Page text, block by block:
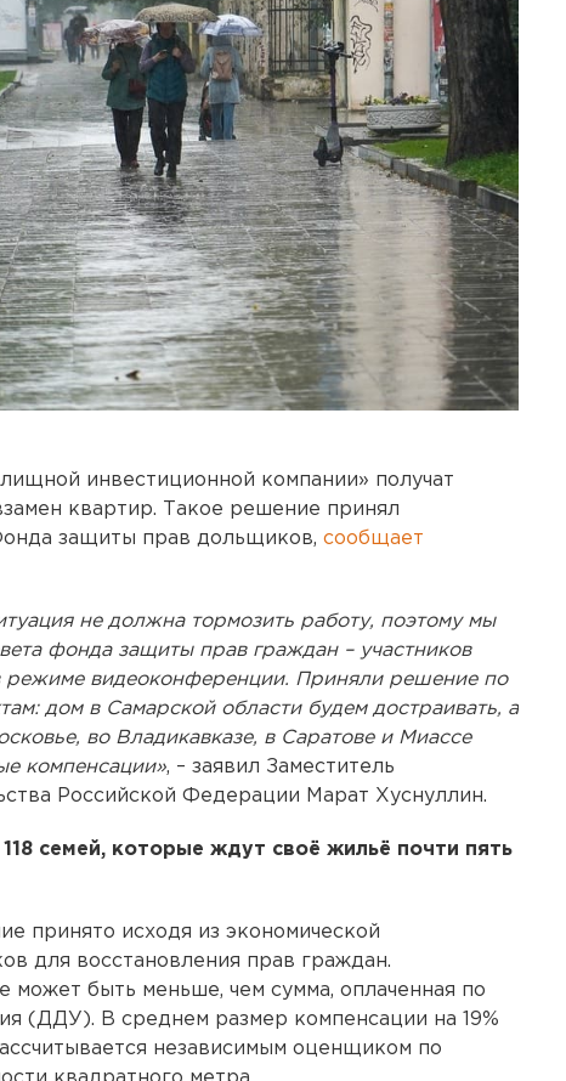
инвестиционной компании» получат
квартир. Такое решение принял
защиты прав дольщиков, сообщает
не должна тормозить работу, поэтому мы
фонда защиты прав граждан – участников
режиме видеоконференции. Приняли решение по
дом в Самарской области будем достраивать, а
во Владикавказе, в Саратове и Миассе
компенсации», – заявил Заместитель
Российской Федерации Марат Хуснуллин.
семей, которые ждут своё жильё почти пять
принято исходя из экономической
для восстановления прав граждан.
может быть меньше, чем сумма, оплаченная по
(ДДУ). В среднем размер компенсации на 19%
независимым оценщиком по